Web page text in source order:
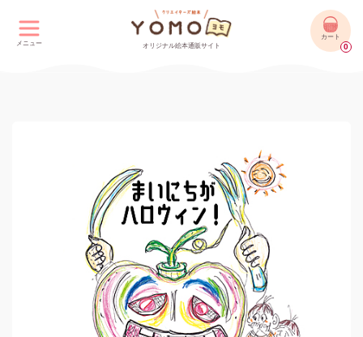
メニュー オリジナル絵本通販サイト
カート
0